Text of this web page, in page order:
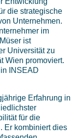
die strategische
Unternehmen.
im
ist
Universität zu
Wien promoviert.
INSEAD
Erfahrung in
für die
Er kombiniert dies